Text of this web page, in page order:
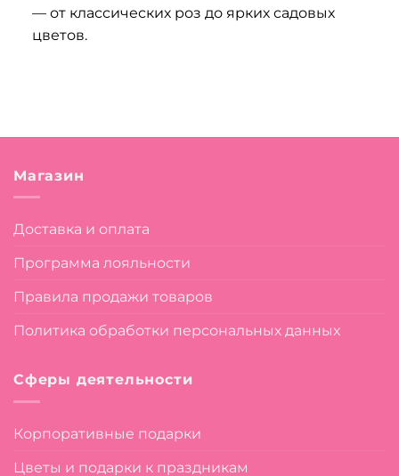
— от классических роз до ярких садовых
цветов.
Магазин
Доставка и оплата
Программа лояльности
Правила продажи товаров
Политика обработки персональных данных
Сферы деятельности
Корпоративные подарки
Цветы и подарки к праздникам